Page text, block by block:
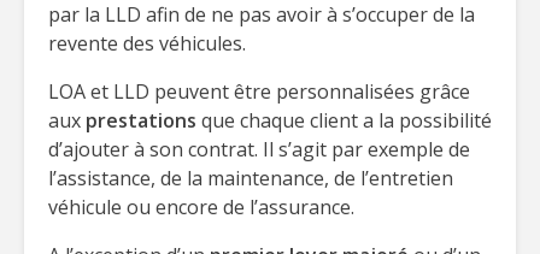
par la LLD afin de ne pas avoir à s’occuper de la
revente des véhicules.
LOA et LLD peuvent être personnalisées grâce
aux prestations que chaque client a la possibilité
d’ajouter à son contrat. Il s’agit par exemple de
l’assistance, de la maintenance, de l’entretien
véhicule ou encore de l’assurance.